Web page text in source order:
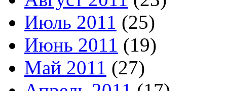
Июль 2011 (25)
Июнь 2011 (19)
Май 2011 (27)